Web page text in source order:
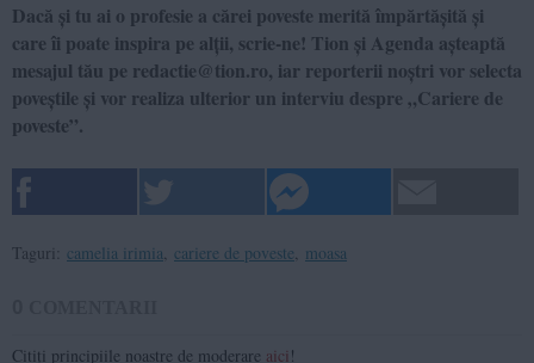
Dacă și tu ai o profesie a cărei poveste merită împărtășită și
care îi poate inspira pe alții, scrie-ne! Tion și Agenda așteaptă
mesajul tău pe redactie@tion.ro, iar reporterii noștri vor selecta
poveștile și vor realiza ulterior un interviu despre „Cariere de
poveste”.
Taguri: camelia irimia, cariere de poveste, moasa
Citiți principiile noastre de moderare aici!